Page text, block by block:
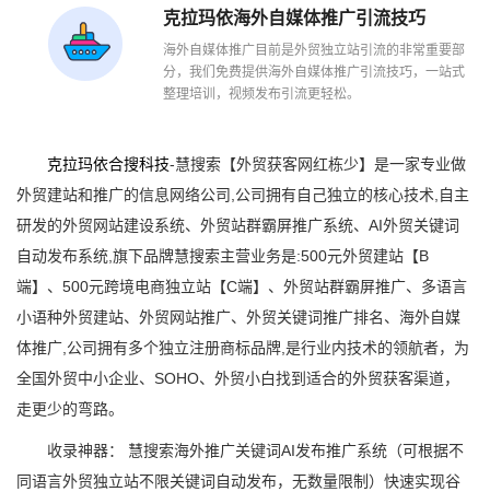
克拉玛依海外自媒体推广引流技巧
海外自媒体推广目前是外贸独立站引流的非常重要部
分，我们免费提供海外自媒体推广引流技巧，一站式
整理培训，视频发布引流更轻松。
克拉玛依合搜科技-慧搜索【外贸获客网红栋少】是一家专业做
外贸建站和推广的信息网络公司,公司拥有自己独立的核心技术,自主
研发的外贸网站建设系统、外贸站群霸屏推广系统、AI外贸关键词
自动发布系统,旗下品牌慧搜索主营业务是:500元外贸建站【B
端】、500元跨境电商独立站【C端】、外贸站群霸屏推广、多语言
小语种外贸建站、外贸网站推广、外贸关键词推广排名、海外自媒
体推广,公司拥有多个独立注册商标品牌,是行业内技术的领航者，为
全国外贸中小企业、SOHO、外贸小白找到适合的外贸获客渠道，
走更少的弯路。
收录神器： 慧搜索海外推广关键词AI发布推广系统（可根据不
同语言外贸独立站不限关键词自动发布，无数量限制）快速实现谷